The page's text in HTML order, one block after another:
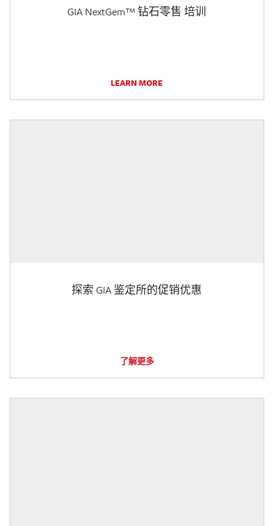
GIA NextGem™ 钻石零售 培训
LEARN MORE
探索 GIA 鉴定所的促销优惠
了解更多